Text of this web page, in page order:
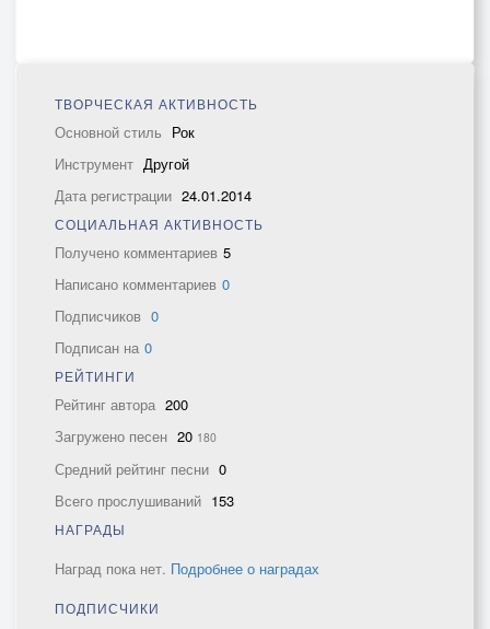
ТВОРЧЕСКАЯ АКТИВНОСТЬ
Основной стиль Рок
Инструмент Другой
Дата регистрации 24.01.2014
СОЦИАЛЬНАЯ АКТИВНОСТЬ
Получено комментариев 5
Написано комментариев 0
Подписчиков 0
Подписан на 0
РЕЙТИНГИ
Рейтинг автора 200
Загружено песен 20 180
Средний рейтинг песни 0
Всего прослушиваний 153
НАГРАДЫ
Наград пока нет. Подробнее о наградах
ПОДПИСЧИКИ